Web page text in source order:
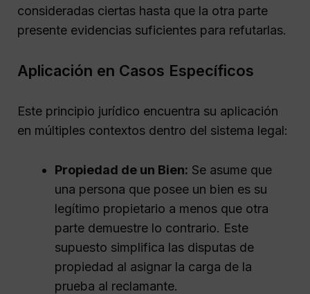
consideradas ciertas hasta que la otra parte
presente evidencias suficientes para refutarlas.
Aplicación en Casos Específicos
Este principio jurídico encuentra su aplicación
en múltiples contextos dentro del sistema legal:
Propiedad de un Bien: Se asume que
una persona que posee un bien es su
legítimo propietario a menos que otra
parte demuestre lo contrario. Este
supuesto simplifica las disputas de
propiedad al asignar la carga de la
prueba al reclamante.